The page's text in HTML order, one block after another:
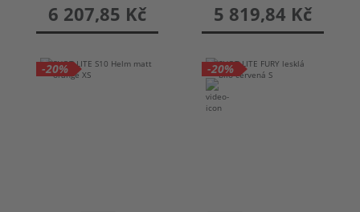
6 207,85 Kč 5 819,84 Kč
-20% -20%